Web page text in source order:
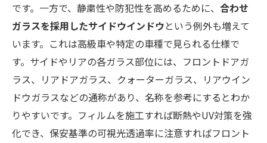
です。一方で、静粛性や防犯性を高めるために、 合わせ
ガラスを採用したサイドウインドウという例外も増えて
います。これは高級車や特定の車種で見られる仕様で
す。サイドやリアの各ガラス部位には、フロントドアガ
ラス、リアドアガラス、クォーターガラス、リアウイン
ドウガラスなどの通称があり、名称を参考にするとわか
りやすいです。フィルムを施工すれば断熱やUV対策を強
化でき、保安基準の可視光透過率に注意すればフロント